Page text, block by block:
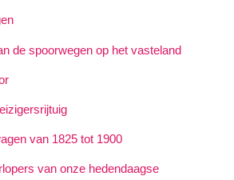
de spoorwegen op het vasteland
van 1825 tot 1900
van onze hedendaagse